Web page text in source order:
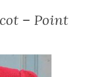
– Point